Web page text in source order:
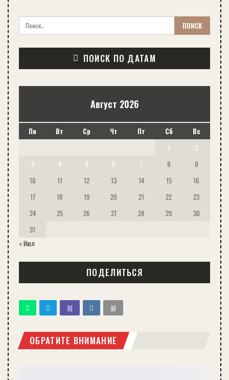
ПОИСК ПО ДАТАМ
Август 2026
Пн Вт Ср Чт Пт Сб
Вс
1
2
3
4 5 6 7 8
9
10
11 12 13 14 15
16
17
18 19 20 21 22
23
24
25 26 27 28 29
30
31
« Июл
ПОДЕЛИТЬСЯ
ОБРАТИТЕ ВНИМАНИЕ